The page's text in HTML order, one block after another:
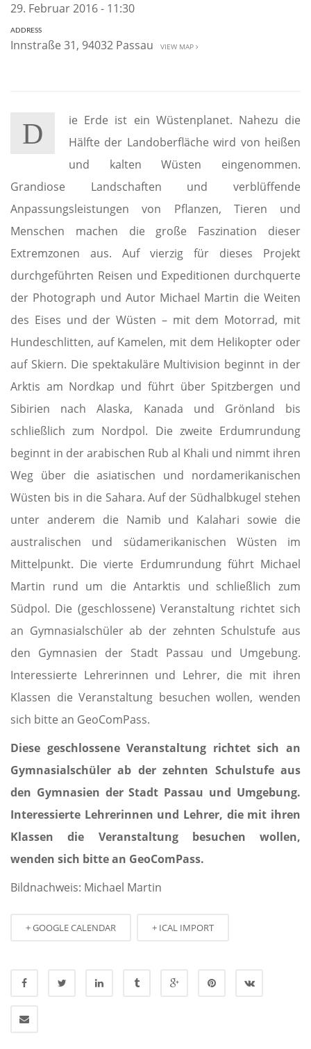
29. Februar 2016 - 11:30
ADDRESS
Innstraße 31, 94032 Passau VIEW MAP
D
ie Erde ist ein Wüstenplanet. Nahezu die
Hälfte der Landoberfläche wird von heißen
und kalten Wüsten eingenommen.
Grandiose Landschaften und verblüffende
Anpassungsleistungen von Pflanzen, Tieren und
Menschen machen die große Faszination dieser
Extremzonen aus. Auf vierzig für dieses Projekt
durchgeführten Reisen und Expeditionen durchquerte
der Photograph und Autor Michael Martin die Weiten
des Eises und der Wüsten – mit dem Motorrad, mit
Hundeschlitten, auf Kamelen, mit dem Helikopter oder
auf Skiern. Die spektakuläre Multivision beginnt in der
Arktis am Nordkap und führt über Spitzbergen und
Sibirien nach Alaska, Kanada und Grönland bis
schließlich zum Nordpol. Die zweite Erdumrundung
beginnt in der arabischen Rub al Khali und nimmt ihren
Weg über die asiatischen und nordamerikanischen
Wüsten bis in die Sahara. Auf der Südhalbkugel stehen
unter anderem die Namib und Kalahari sowie die
australischen und südamerikanischen Wüsten im
Mittelpunkt. Die vierte Erdumrundung führt Michael
Martin rund um die Antarktis und schließlich zum
Südpol. Die (geschlossene) Veranstaltung richtet sich
an Gymnasialschüler ab der zehnten Schulstufe aus
den Gymnasien der Stadt Passau und Umgebung.
Interessierte Lehrerinnen und Lehrer, die mit ihren
Klassen die Veranstaltung besuchen wollen, wenden
sich bitte an GeoComPass.
Diese geschlossene Veranstaltung richtet sich an
Gymnasialschüler ab der zehnten Schulstufe aus
den Gymnasien der Stadt Passau und Umgebung.
Interessierte Lehrerinnen und Lehrer, die mit ihren
Klassen die Veranstaltung besuchen wollen,
wenden sich bitte an GeoComPass.
Bildnachweis: Michael Martin
+ GOOGLE CALENDAR + ICAL IMPORT